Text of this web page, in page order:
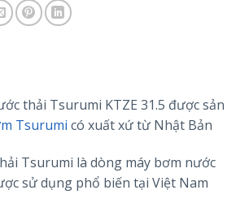
thải Tsurumi KTZE 31.5 được sản
Tsurumi có xuất xứ từ Nhật Bản
Tsurumi là dòng máy bơm nước
sử dụng phổ biến tại Việt Nam